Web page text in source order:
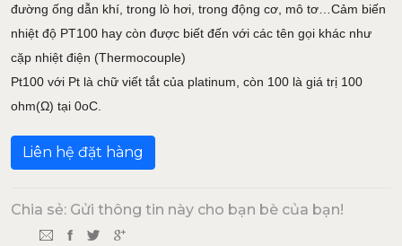
đường ống dẫn khí, trong lò hơi, trong động cơ, mô tơ…Cảm biến
nhiệt độ PT100 hay còn được biết đến với các tên gọi khác như
cặp nhiệt điện (Thermocouple)
Pt100 với Pt là chữ viết tắt của platinum, còn 100 là giá trị 100
ohm(Ω) tại 0oC.
Liên hệ đặt hàng
Chia sẻ: Gửi thông tin này cho bạn bè của bạn!